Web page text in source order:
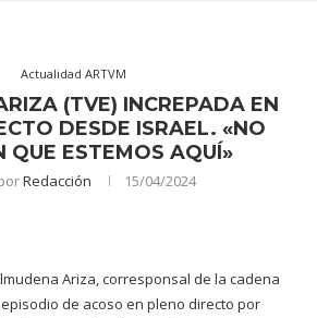
Actualidad ARTVM
(TVE) INCREPADA EN
DESDE ISRAEL. «NO
QUE ESTEMOS AQUÍ»
Redacción 15/04/2024
Ariza, corresponsal de la cadena
de acoso en pleno directo por